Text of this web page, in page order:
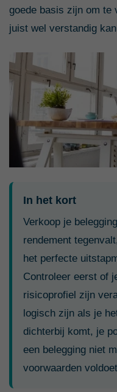
goede basis zijn om te
juist wel verstandig
In het kort
Verkoop je
rendement
het perfecte
Controleer eerst of
risicoprofiel zijn
logisch zijn als je
dichterbij komt, je
een belegging niet
voorwaarden